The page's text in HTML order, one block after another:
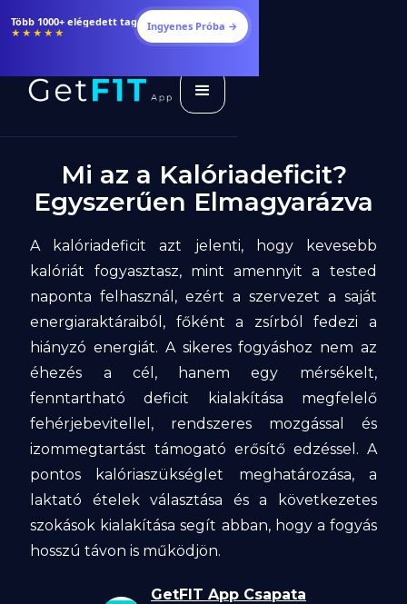
Étrendek, receptek és edzéstervek
★★★★★ Ingyenes Próba →
Mi az a Kalóriadeficit?
Egyszerűen Elmagyarázva
A kalóriadeficit azt jelenti, hogy kevesebb
kalóriát fogyasztasz, mint amennyit a tested
naponta felhasznál, ezért a szervezet a saját
energiaraktáraiból, főként a zsírból fedezi a
hiányzó energiát. A sikeres fogyáshoz nem az
éhezés a cél, hanem egy mérsékelt,
fenntartható deficit kialakítása megfelelő
fehérjebevitellel, rendszeres mozgással és
izommegtartást támogató erősítő edzéssel. A
pontos kalóriaszükséglet meghatározása, a
laktató ételek választása és a következetes
szokások kialakítása segít abban, hogy a fogyás
hosszú távon is működjön.
GetFIT App Csapata